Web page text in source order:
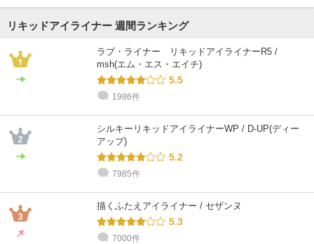
リキッドアイライナー 週間ランキング
ラブ・ライナー リキッドアイライナーR5 /
msh(エム・エス・エイチ)
5.5
1986件
シルキーリキッドアイライナーWP / D-UP(ディー
アップ)
5.2
7985件
描くふたえアイライナー / セザンヌ
5.3
7000件